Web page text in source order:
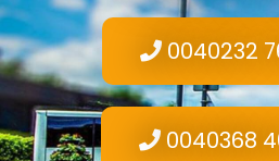
0040232
0040368